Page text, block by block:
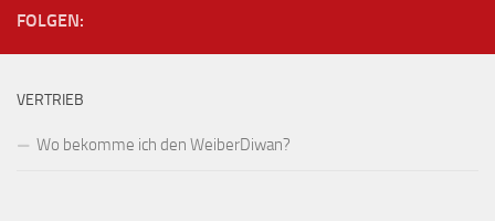
FOLGEN:
VERTRIEB
Wo bekomme ich den WeiberDiwan?